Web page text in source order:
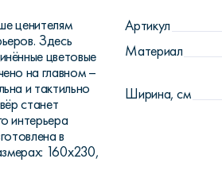
ценителям
Здесь
цветовые
на главном –
и тактильно
станет
интерьера
в
160x230,
Артикул
Материал
Ширина, см